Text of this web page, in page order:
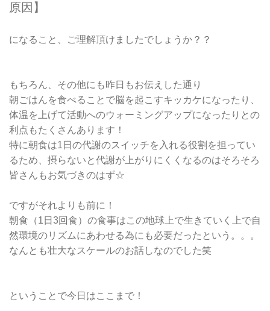
原因】
になること、ご理解頂けましたでしょうか？？
もちろん、その他にも昨日もお伝えした通り
朝ごはんを食べることで脳を起こすキッカケになったり、
体温を上げて活動へのウォーミングアップになったりとの
利点もたくさんあります！
特に朝食は1日の代謝のスイッチを入れる役割を担ってい
るため、摂らないと代謝が上がりにくくなるのはそろそろ
皆さんもお気づきのはず☆
ですがそれよりも前に！
朝食（1日3回食）の食事はこの地球上で生きていく上で自
然環境のリズムにあわせる為にも必要だったという。。。
なんとも壮大なスケールのお話しなのでした笑
ということで今日はここまで！